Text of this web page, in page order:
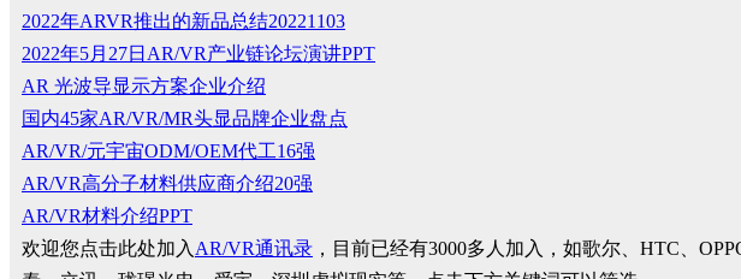
2022年ARVR推出的新品总结20221103
2022年5月27日AR/VR产业链论坛演讲PPT
AR 光波导显示方案企业介绍
国内45家AR/VR/MR头显品牌企业盘点
AR/VR/元宇宙ODM/OEM代工16强
AR/VR高分子材料供应商介绍20强
AR/VR材料介绍PPT
欢迎您点击此处加入 AR/VR通讯录 ，目前已经有3000多人加入，如歌尔、HTC、